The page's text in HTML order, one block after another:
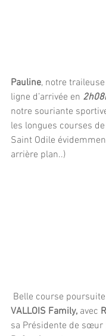
Pauline, notre
ligne d’arrivée en
notre souriante
les longues courses
Saint Odile
arrière plan..)
Belle course
VALLOIS Family, avec
sa Présidente de sœur